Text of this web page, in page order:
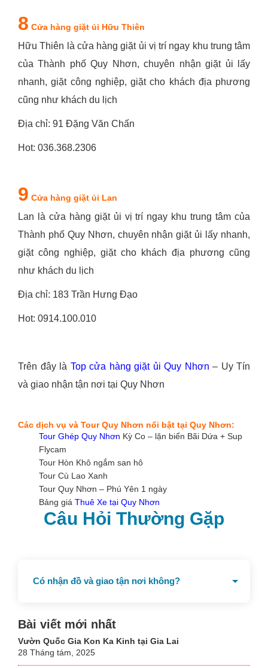
8 Cửa hàng giặt ủi Hữu Thiên
Hữu Thiên là cửa hàng giặt ủi vị trí ngay khu trung tâm
của Thành phố Quy Nhơn, chuyên nhận giặt ủi lấy
nhanh, giặt công nghiệp, giặt cho khách địa phương
cũng như khách du lịch
Địa chỉ: 91 Đặng Văn Chấn
Hot: 036.368.2306
9 Cửa hàng giặt ủi Lan
Lan là cửa hàng giặt ủi vị trí ngay khu trung tâm của
Thành phố Quy Nhơn, chuyên nhận giặt ủi lấy nhanh,
giặt công nghiệp, giặt cho khách địa phương cũng
như khách du lịch
Địa chỉ: 183 Trần Hưng Đạo
Hot: 0914.100.010
Trên đây là Top cửa hàng giặt ủi Quy Nhơn – Uy Tín
và giao nhận tận nơi tại Quy Nhơn
Các dịch vụ và Tour Quy Nhơn nổi bật tại Quy Nhơn:
Tour Ghép Quy Nhơn Kỳ Co – lặn biển Bãi Dứa + Sup
Flycam
Tour Hòn Khô ngắm san hô
Tour Cù Lao Xanh
Tour Quy Nhơn – Phú Yên 1 ngày
Bảng giá Thuê Xe tại Quy Nhơn
Câu Hỏi Thường Gặp
Có nhận đồ và giao tận nơi không?
Bài viết mới nhất
Vườn Quốc Gia Kon Ka Kinh tại Gia Lai
28 Tháng tám, 2025